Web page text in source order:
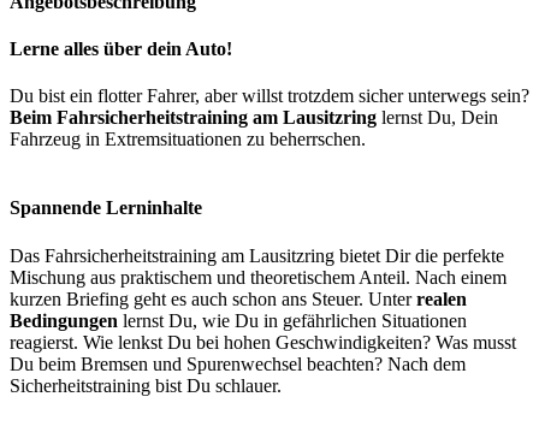
Lerne alles über dein Auto!
Du bist ein flotter Fahrer, aber willst trotzdem sicher unterwegs sein?
Beim Fahrsicherheitstraining am Lausitzring lernst Du, Dein
Fahrzeug in Extremsituationen zu beherrschen.
Spannende Lerninhalte
Das Fahrsicherheitstraining am Lausitzring bietet Dir die perfekte
Mischung aus praktischem und theoretischem Anteil. Nach einem
kurzen Briefing geht es auch schon ans Steuer. Unterrealen
Bedingungen lernst Du, wie Du in gefährlichen Situationen
reagierst. Wie lenkst Du bei hohen Geschwindigkeiten? Was musst
Du beim Bremsen und Spurenwechsel beachten? Nach dem
Sicherheitstraining bist Du schlauer.